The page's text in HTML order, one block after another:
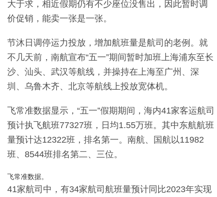
大于求，相近假期仍有不少座位没售出，因此暂时调
价促销，能卖一张是一张。
节沐日调停运力投放，增加航班量是航司的老例。就
不几天前，南航宣布“五一”期间暂时加班上海浦东至长
沙、汕头、武汉等航线，并操持在上海至广州、深
圳、乌鲁木齐、北京等航线上投放宽体机。
飞常准数据显示，“五一”假期期间，海内41家客运航司
预计执飞航班77327班，日均1.55万班。其中东航航班
量预计达12322班，排名第一。南航、国航以11982
班、8544班排名第二、三位。
飞常准数据。
41家航司中，有34家航司航班量预计同比2023年实现